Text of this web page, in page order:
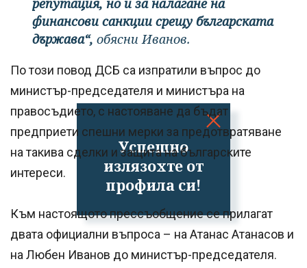
Успешно
излязохте от
профила си!
репутация, но и за налагане на
финансови санкции срещу българската
държава“, обясни Иванов.
По този повод ДСБ са изпратили въпрос до
министър-председателя и министъра на
правосъдието, с настояване да бъдат
предприети спешни мерки за предотвратяване
на такива сделки и защита на българските
интереси.
Към настоящото прессъобщение се прилагат
двата официални въпроса – на Атанас Атанасов и
на Любен Иванов до министър-председателя.